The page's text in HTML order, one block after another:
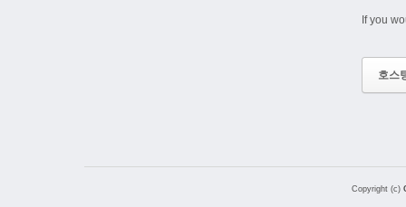
If you
호스
Copyright (c)